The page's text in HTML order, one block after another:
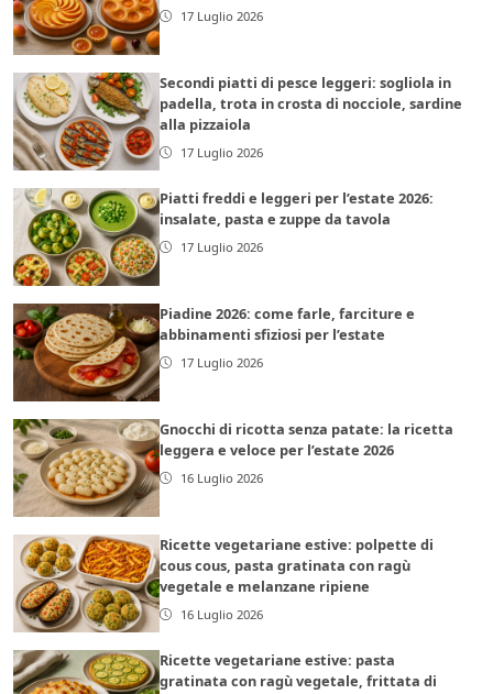
17 Luglio 2026
Secondi piatti di pesce leggeri: sogliola in
padella, trota in crosta di nocciole, sardine
alla pizzaiola
17 Luglio 2026
Piatti freddi e leggeri per l’estate 2026:
insalate, pasta e zuppe da tavola
17 Luglio 2026
Piadine 2026: come farle, farciture e
abbinamenti sfiziosi per l’estate
17 Luglio 2026
Gnocchi di ricotta senza patate: la ricetta
leggera e veloce per l’estate 2026
16 Luglio 2026
Ricette vegetariane estive: polpette di
cous cous, pasta gratinata con ragù
vegetale e melanzane ripiene
16 Luglio 2026
Ricette vegetariane estive: pasta
gratinata con ragù vegetale, frittata di